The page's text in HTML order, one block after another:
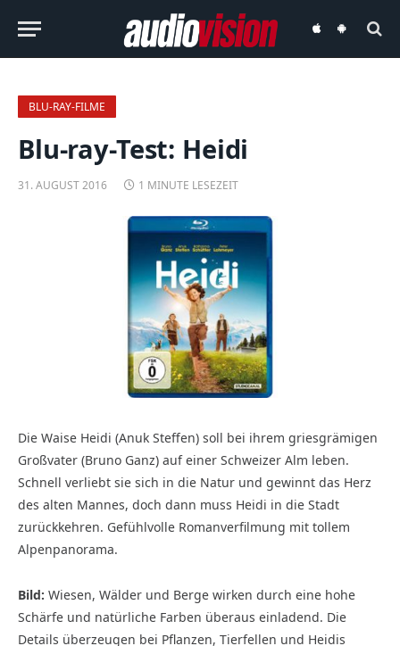
audiovisionaudiovision
BLU-RAY-FILME
Blu-ray-Test: Heidi
31. AUGUST 2016 1 MINUTE LESEZEIT
Die Waise Heidi (Anuk Steffen) soll bei ihrem griesgrämigen
Großvater (Bruno Ganz) auf einer Schweizer Alm leben.
Schnell verliebt sie sich in die Natur und gewinnt das Herz
des alten Mannes, doch dann muss Heidi in die Stadt
zurückkehren. Gefühlvolle Romanverfilmung mit tollem
Alpenpanorama.
Bild: Wiesen, Wälder und Berge wirken durch eine hohe
Schärfe und natürliche Farben überaus einladend. Die
Details überzeugen bei Pflanzen, Tierfellen und Heidis